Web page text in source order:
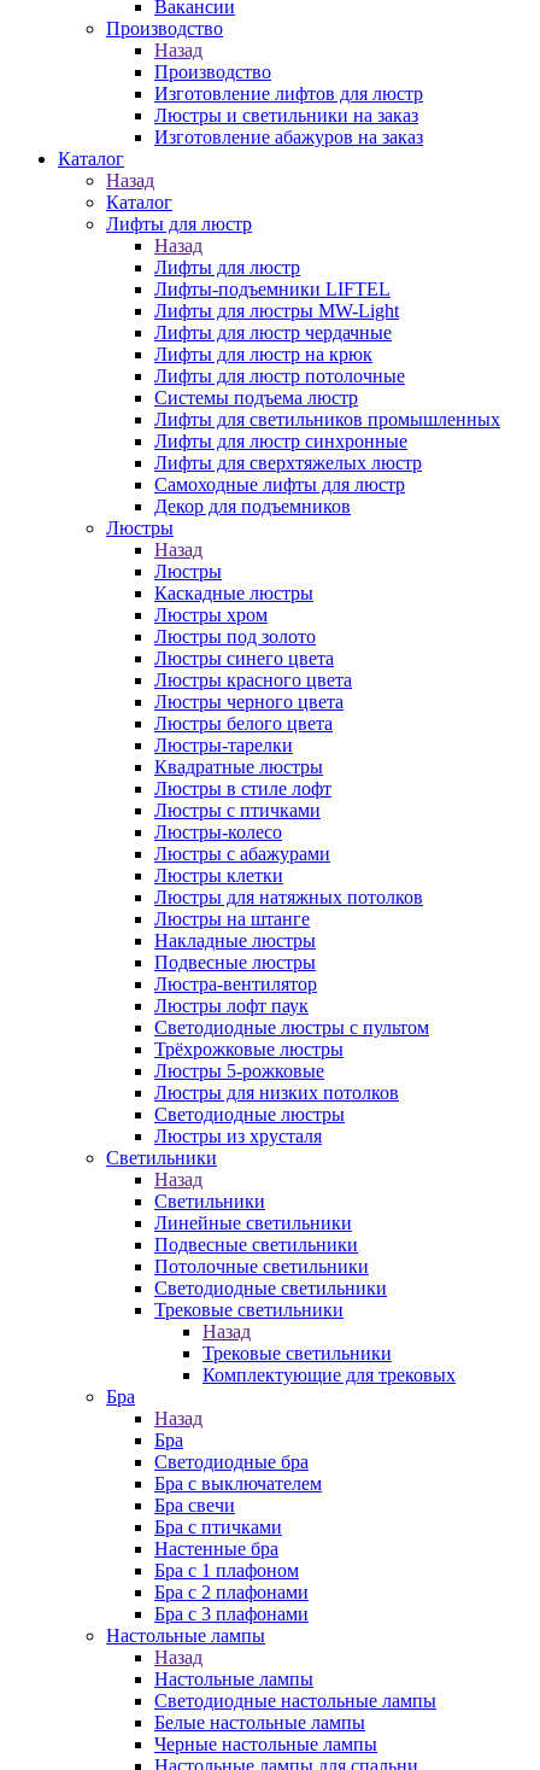
Вакансии
Производство
Назад
Производство
Изготовление лифтов для люстр
Люстры и светильники на заказ
Изготовление абажуров на заказ
Каталог
Назад
Каталог
Лифты для люстр
Назад
Лифты для люстр
Лифты-подъемники LIFTEL
Лифты для люстры MW-Light
Лифты для люстр чердачные
Лифты для люстр на крюк
Лифты для люстр потолочные
Системы подъема люстр
Лифты для светильников промышленных
Лифты для люстр синхронные
Лифты для сверхтяжелых люстр
Самоходные лифты для люстр
Декор для подъемников
Люстры
Назад
Люстры
Каскадные люстры
Люстры хром
Люстры под золото
Люстры синего цвета
Люстры красного цвета
Люстры черного цвета
Люстры белого цвета
Люстры-тарелки
Квадратные люстры
Люстры в стиле лофт
Люстры с птичками
Люстры-колесо
Люстры с абажурами
Люстры клетки
Люстры для натяжных потолков
Люстры на штанге
Накладные люстры
Подвесные люстры
Люстра-вентилятор
Люстры лофт паук
Светодиодные люстры с пультом
Трёхрожковые люстры
Люстры 5-рожковые
Люстры для низких потолков
Cветодиодные люстры
Люстры из хрусталя
Светильники
Назад
Светильники
Линейные светильники
Подвесные светильники
Потолочные светильники
Светодиодные светильники
Трековые светильники
Назад
Трековые светильники
Комплектующие для трековых
Бра
Назад
Бра
Светодиодные бра
Бра с выключателем
Бра свечи
Бра с птичками
Настенные бра
Бра с 1 плафоном
Бра с 2 плафонами
Бра с 3 плафонами
Настольные лампы
Назад
Настольные лампы
Светодиодные настольные лампы
Белые настольные лампы
Черные настольные лампы
Настольные лампы для спальни